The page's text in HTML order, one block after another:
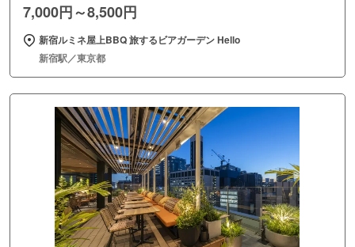
7,000円～8,500円
新宿ルミネ屋上BBQ 旅するビアガーデン Hello
新宿駅／東京都